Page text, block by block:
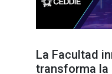
La Facultad
transforma la